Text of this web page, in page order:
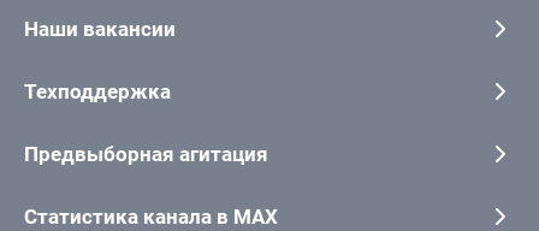
Наши вакансии
Техподдержка
Предвыборная агитация
Статистика канала в MAX